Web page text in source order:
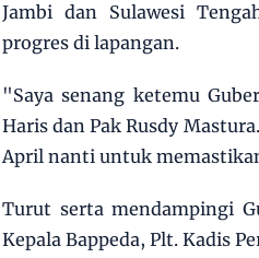
Jambi dan Sulawesi
progres di lapangan.
"Saya senang ketemu
Haris dan Pak Rusdy
April nanti untuk
Turut serta mendampingi
Kepala Bappeda, Plt. Kadis